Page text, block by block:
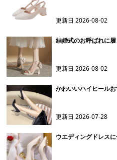
更新日2026-08-02
結婚式のお呼ばれに
更新日2026-08-02
かわいいハイヒール
更新日2026-07-28
ウエディングドレス